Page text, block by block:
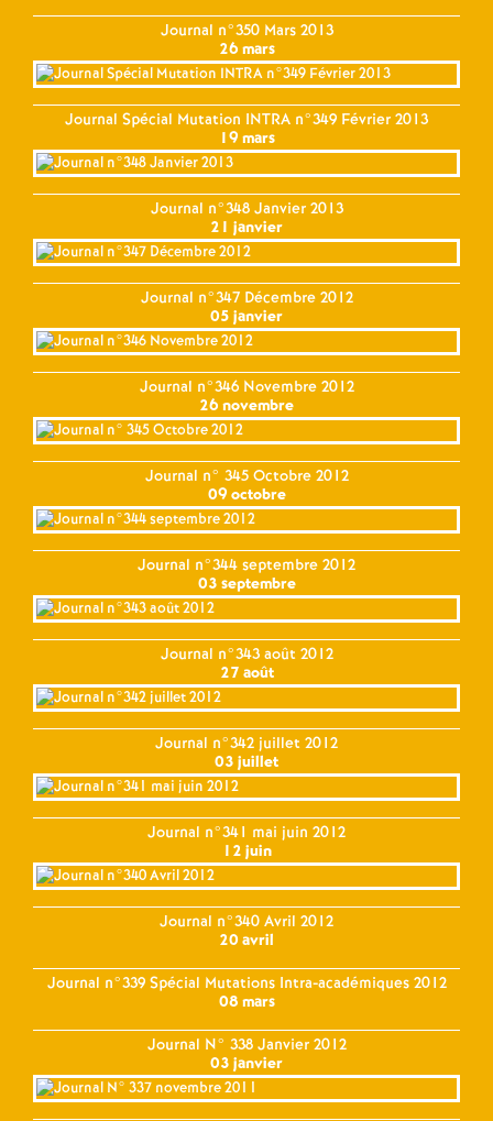
Journal n°350 Mars 2013
26 mars
Journal Spécial Mutation INTRA n°349 Février 2013
19 mars
Journal n°348 Janvier 2013
21 janvier
Journal n°347 Décembre 2012
05 janvier
Journal n°346 Novembre 2012
26 novembre
Journal n° 345 Octobre 2012
09 octobre
Journal n°344 septembre 2012
03 septembre
Journal n°343 août 2012
27 août
Journal n°342 juillet 2012
03 juillet
Journal n°341 mai juin 2012
12 juin
Journal n°340 Avril 2012
20 avril
Journal n°339 Spécial Mutations Intra-académiques 2012
08 mars
Journal N° 338 Janvier 2012
03 janvier